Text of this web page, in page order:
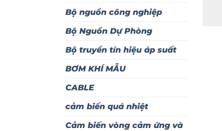
Bộ nguồn công nghiệp
Bộ Nguồn Dự Phòng
Bộ truyền tín hiệu áp suất
BƠM KHÍ MẪU
CABLE
cảm biến quá nhiệt
Cảm biến vòng cảm ứng và